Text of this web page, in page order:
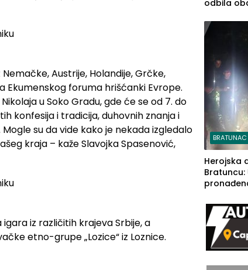
Austrije, Holandije, Grčke,
Ekumenskog foruma hrišćanki Evrope.
u Soko Gradu, gde će se od 7. do
konfesija i tradicija, duhovnih znanja i
su da vide kako je nekada izgledalo
kraja – kaže Slavojka Spasenović,
iz različitih krajeva Srbije, a
etno-grupe „Lozice“ iz Loznice.
odbila
FBiH:
stečaj
BRATUNAC
Herojska
Bratuncu:
a Ivanka
rodom iz